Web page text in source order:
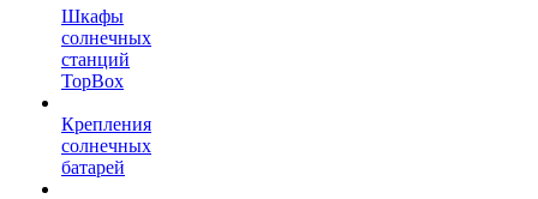
Шкафы
солнечных
станций
TopBox
Крепления
солнечных
батарей